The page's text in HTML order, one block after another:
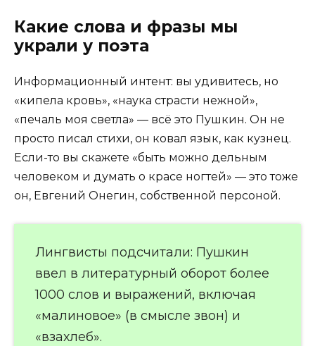
Какие слова и фразы мы
украли у поэта
Информационный интент: вы удивитесь, но
«кипела кровь», «наука страсти нежной»,
«печаль моя светла» — всё это Пушкин. Он не
просто писал стихи, он ковал язык, как кузнец.
Если-то вы скажете «быть можно дельным
человеком и думать о красе ногтей» — это тоже
он, Евгений Онегин, собственной персоной.
Лингвисты подсчитали: Пушкин
ввел в литературный оборот более
1000 слов и выражений, включая
«малиновое» (в смысле звон) и
«взахлеб».